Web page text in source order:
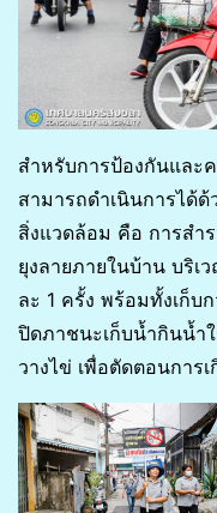
สำหรับการป้องกันและ
สามารถดำเนินการได้
สิ่งแวดล้อม คือ การสำ
ยุงลายภายในบ้าน บริ
ละ 1 ครั้ง พร้อมทั้งเก็บ
ปิดภาชนะเก็บน้ำกินน้ำ
วางไข่ เพื่อตัดตอนการ